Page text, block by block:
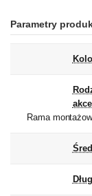
Parametry
Rama